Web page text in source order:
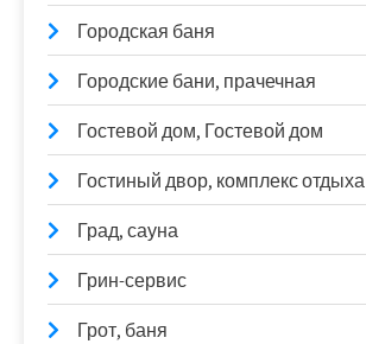
Городская баня
Городские бани, прачечная
Гостевой дом, Гостевой дом
Гостиный двор, комплекс отдыха
Град, сауна
Грин-сервис
Грот, баня